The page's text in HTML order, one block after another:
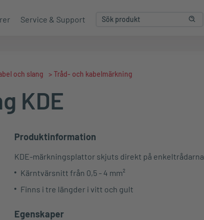
Service & Support
och slang >Tråd- och kabelmärkning
KDE
Produktinformation
KDE-märkningsplattor skjuts direkt på enkeltrådarna.
Kärntvärsnitt från 0,5 - 4 mm²
Finns i tre längder i vitt och gult
Egenskaper